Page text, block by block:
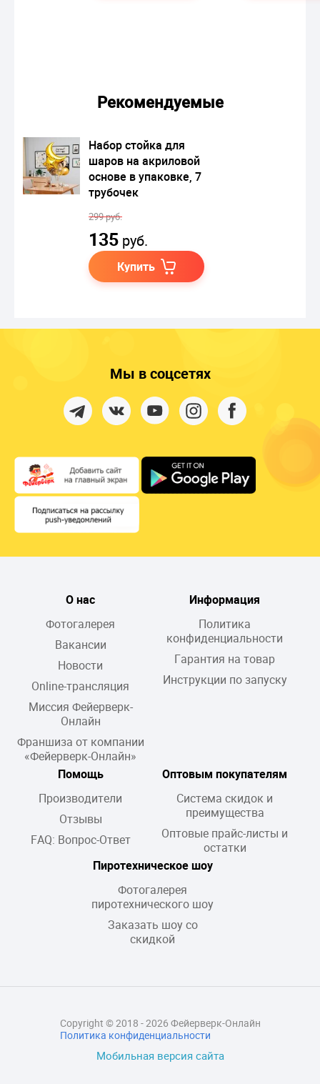
Рекомендуемые
Набор стойка для
шаров на акриловой
основе в упаковке, 7
трубочек
299 руб.
135 руб.
Купить
Мы в соцсетях
О нас
Фотогалерея
Вакансии
Новости
Online-трансляция
Миссия Фейерверк-
Онлайн
Франшиза от компании
«Фейерверк-Онлайн»
Информация
Политика
конфиденциальности
Гарантия на товар
Инструкции по запуску
Помощь
Производители
Отзывы
FAQ: Вопрос-Ответ
Оптовым покупателям
Система скидок и
преимущества
Оптовые прайс-листы и
остатки
Пиротехническое шоу
Фотогалерея
пиротехнического шоу
Заказать шоу со
скидкой
Мобильная версия сайта
Copyright © 2018 - 2026 Фейерверк-Онлайн
Политика конфиденциальности